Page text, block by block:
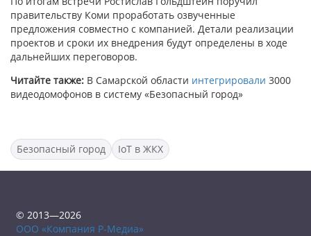
правительству Коми проработать озвученные
предложения совместно с компанией. Детали реализации
проектов и сроки их внедрения будут определены в ходе
дальнейших переговоров.
Читайте также: В Самарской области интегрировали 3000
видеодомофонов в систему «Безопасный город»
Безопасный город IoT в ЖКХ
© 2013—2026
ООО «Компания Р-Медиа»